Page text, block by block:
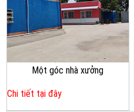
Một góc nhà xưởng
Chi tiết tại đây